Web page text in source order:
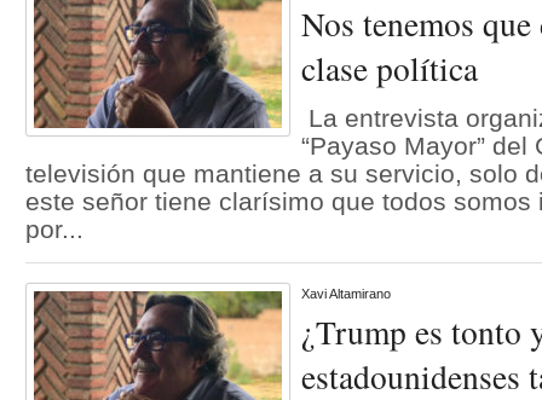
Nos tenemos
clase política
La entrevista
“Payaso Mayor” del
televisión que mantiene a su servicio, solo
este señor tiene clarísimo que todos somos
por...
Xavi Altamirano
¿Trump es tonto
estadounidenses